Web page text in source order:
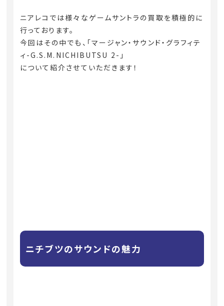
ニアレコでは様々なゲームサントラの買取を積極的に
行っております。
今回はその中でも、「マージャン・サウンド・グラフィテ
ィ-G.S.M.NICHIBUTSU 2-」
について紹介させていただきます！
ニチブツのサウンドの魅力